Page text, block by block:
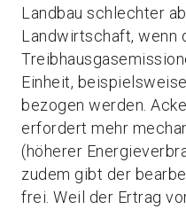
Landbau schlechter
Landwirtschaft, wenn
Einheit,
bezogen werden.
erfordert mehr
(höherer
zudem gibt der
frei. Weil der Ertrag